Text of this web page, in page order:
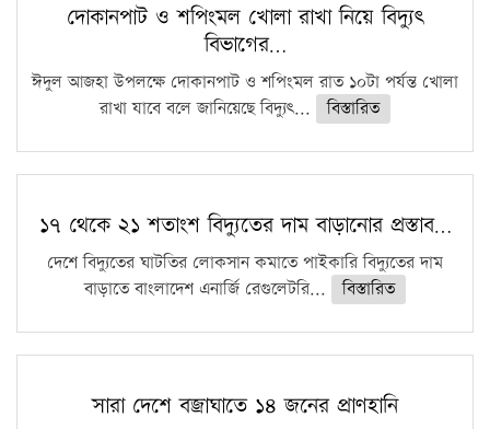
দোকানপাট ও শপিংমল খোলা রাখা নিয়ে বিদ্যুৎ
বিভাগের…
ঈদুল আজহা উপলক্ষে দোকানপাট ও শপিংমল রাত ১০টা পর্যন্ত খোলা
রাখা যাবে বলে জানিয়েছে বিদ্যুৎ...
বিস্তারিত
১৭ থেকে ২১ শতাংশ বিদ্যুতের দাম বাড়ানোর প্রস্তাব…
দেশে বিদ্যুতের ঘাটতির লোকসান কমাতে পাইকারি বিদ্যুতের দাম
বাড়াতে বাংলাদেশ এনার্জি রেগুলেটরি...
বিস্তারিত
সারা দেশে বজ্রাঘাতে ১৪ জনের প্রাণহানি